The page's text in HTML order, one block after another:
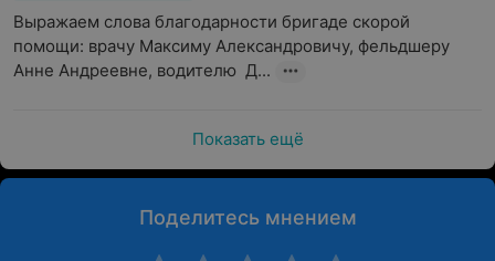
Выражаем слова благодарности бригаде скорой
помощи: врачу Максиму Александровичу, фельдшеру
Анне Андреевне, водителю  Д...
Показать ещё
Поделитесь мнением